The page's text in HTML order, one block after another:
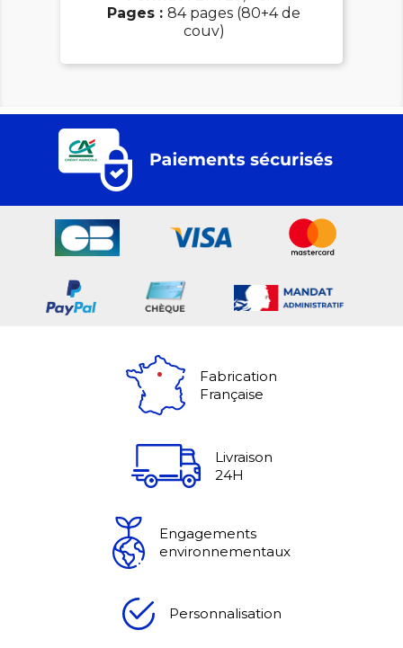
Pages : 84 pages (80+4 de
couv)
Fabrication
Française
Livraison
24H
Engagements
environnementaux
Personnalisation